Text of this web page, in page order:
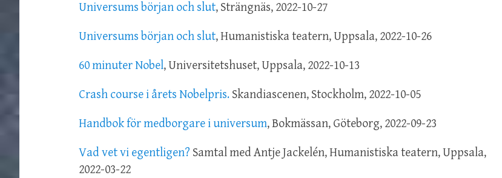
Universums början och slut, Strängnäs, 2022-10-27
Universums början och slut, Humanistiska teatern, Uppsala, 2022-10-26
60 minuter Nobel, Universitetshuset, Uppsala, 2022-10-13
Crash course i årets Nobelpris. Skandiascenen, Stockholm, 2022-10-05
Handbok för medborgare i universum, Bokmässan, Göteborg, 2022-09-23
Vad vet vi egentligen? Samtal med Antje Jackelén, Humanistiska teatern, Uppsala,
2022-03-22